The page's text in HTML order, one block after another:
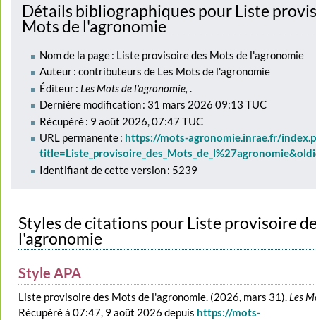
navigation
recherche
Détails bibliographiques pour Liste
Mots de l'agronomie
Nom de la page : Liste provisoire des Mots de l'agronomie
Auteur : contributeurs de Les Mots de l'agronomie
Éditeur : Les Mots de l'agronomie, .
Dernière modification : 31 mars 2026 09:13 TUC
Récupéré : 9 août 2026, 07:47 TUC
URL permanente : https://mots-agronomie.inrae.fr/
Identifiant de cette version : 5239
Styles de citations pour Liste provisoire
l'agronomie
Style APA
Liste provisoire des Mots de l'agronomie. (2026, mars 31). Les
Récupéré à 07:47, 9 août 2026 depuis https://mots-